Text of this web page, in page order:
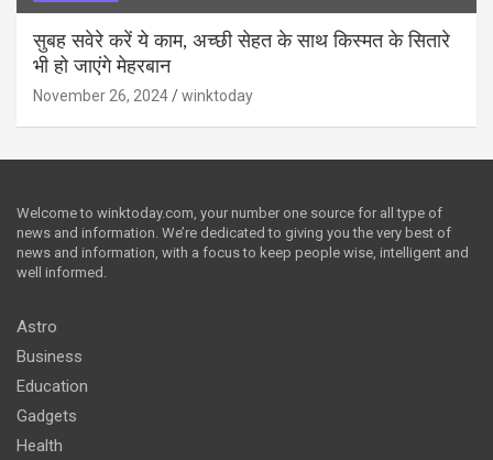
सुबह सवेरे करें ये काम, अच्छी सेहत के साथ किस्मत के सितारे
भी हो जाएंगे मेहरबान
November 26, 2024 winktoday
Welcome to winktoday.com, your number one source for all type of
news and information. We’re dedicated to giving you the very best of
news and information, with a focus to keep people wise, intelligent and
well informed.
Astro
Business
Education
Gadgets
Health